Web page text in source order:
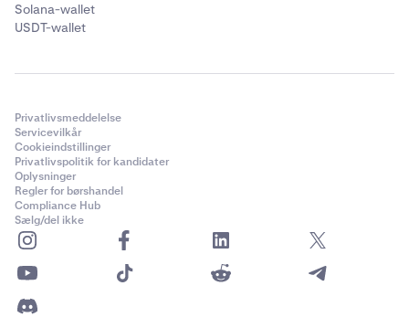
Solana-wallet
USDT-wallet
Privatlivsmeddelelse
Servicevilkår
Cookieindstillinger
Privatlivspolitik for kandidater
Oplysninger
Regler for børshandel
Compliance Hub
Sælg/del ikke